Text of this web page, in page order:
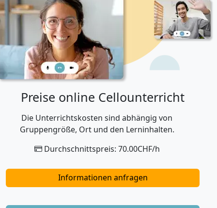
Preise online Cellounterricht
Die Unterrichtskosten sind abhängig von
Gruppengröße, Ort und den Lerninhalten.
Durchschnittspreis: 70.00CHF/h
Informationen anfragen